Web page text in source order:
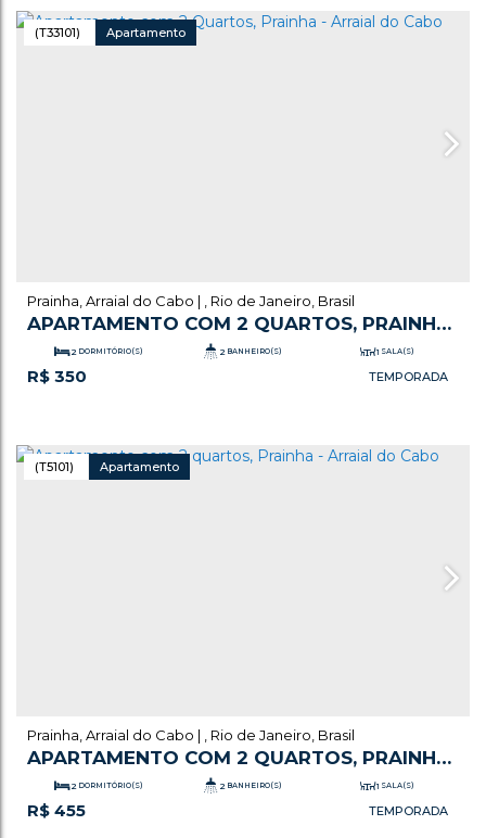
(T33101) Apartamento
APARTAMENTO COM 2 QUARTOS, PRAINHA
- ARRAIAL DO CABO
R$ 350
Prainha Arraial do Cabo Rio de Janeiro Brasil
2 DORMITÓRIO(S) 2 BANHEIRO(S) 1 SALA(S)
ÚTIL:
.00m²
(T5101) Apartamento
APARTAMENTO COM 2 QUARTOS, PRAINHA
- ARRAIAL DO CABO
R$ 455
Prainha Arraial do Cabo Rio de Janeiro Brasil
2 DORMITÓRIO(S) 2 BANHEIRO(S) 1 SALA(S)